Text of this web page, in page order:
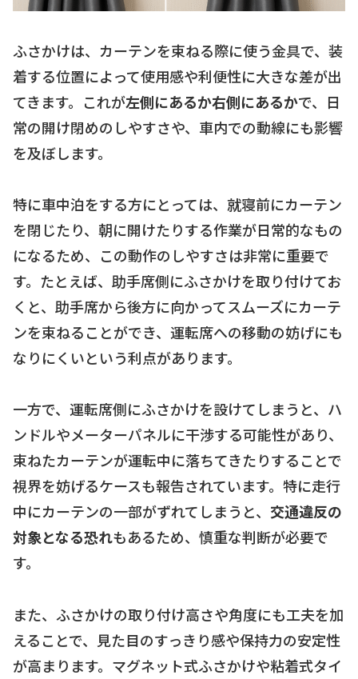
ふさかけは、カーテンを束ねる際に使う金具で、装
着する位置によって使用感や利便性に大きな差が出
てきます。これが左側にあるか右側にあるかで、日
常の開け閉めのしやすさや、車内での動線にも影響
を及ぼします。
特に車中泊をする方にとっては、就寝前にカーテン
を閉じたり、朝に開けたりする作業が日常的なもの
になるため、この動作のしやすさは非常に重要で
す。たとえば、助手席側にふさかけを取り付けてお
くと、助手席から後方に向かってスムーズにカーテ
ンを束ねることができ、運転席への移動の妨げにも
なりにくいという利点があります。
一方で、運転席側にふさかけを設けてしまうと、ハ
ンドルやメーターパネルに干渉する可能性があり、
束ねたカーテンが運転中に落ちてきたりすることで
視界を妨げるケースも報告されています。特に走行
中にカーテンの一部がずれてしまうと、 交通違反の
対象となる恐れもあるため、慎重な判断が必要で
す。
また、ふさかけの取り付け高さや角度にも工夫を加
えることで、見た目のすっきり感や保持力の安定性
が高まります。マグネット式ふさかけや粘着式タイ